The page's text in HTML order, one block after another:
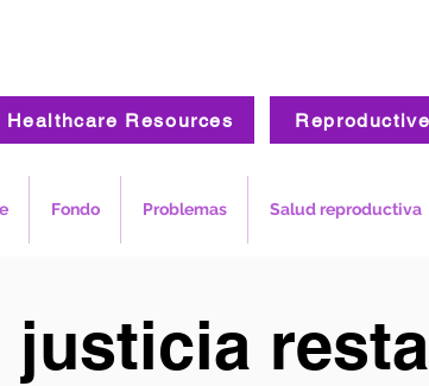
Healthcare Resources
Fondo Problemas Salud reproductiva
justicia